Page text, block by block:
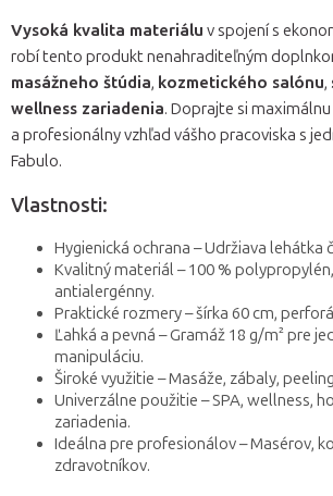
Vysoká kvalita materiálu v spojení s
robí tento produkt nenahraditeľným
masážneho štúdia, kozmetického salónu,
wellness zariadenia. Doprajte si maximálnu
a profesionálny vzhľad vášho pracoviska s
Fabulo.
Vlastnosti:
Hygienická ochrana – Udržiava lehátka
Kvalitný materiál – 100 %
antialergénny.
Praktické rozmery – šírka 60 cm,
Ľahká a pevná – Gramáž 18 g/m² pre
manipuláciu.
Široké využitie – Masáže, zábaly,
Univerzálne použitie – SPA, wellness,
zariadenia.
Ideálna pre profesionálov – Masérov,
zdravotníkov.